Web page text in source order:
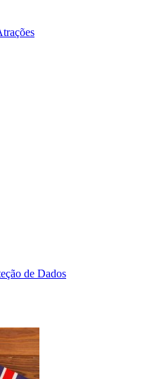
de Dados